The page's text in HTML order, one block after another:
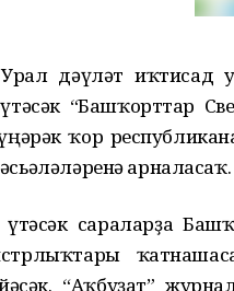
дәүләт иҡтисад
“Башҡорттар
ҡор
арналасаҡ.
сараларҙа
“Аҡбуҙат”